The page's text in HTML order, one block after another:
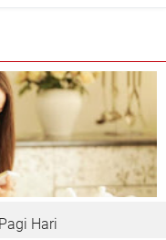
Hari